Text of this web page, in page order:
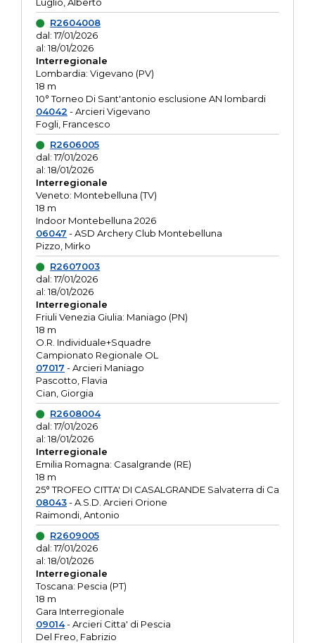
R2604008
dal: 17/01/2026
al: 18/01/2026
Interregionale
Lombardia: Vigevano (PV)
18 m
10° Torneo Di Sant'antonio esclusione AN lombardi
04042 - Arcieri Vigevano
Fogli, Francesco
R2606005
dal: 17/01/2026
al: 18/01/2026
Interregionale
Veneto: Montebelluna (TV)
18 m
Indoor Montebelluna 2026
06047 - ASD Archery Club Montebelluna
Pizzo, Mirko
R2607003
dal: 17/01/2026
al: 18/01/2026
Interregionale
Friuli Venezia Giulia: Maniago (PN)
18 m
O.R. Individuale+Squadre
Campionato Regionale OL
07017 - Arcieri Maniago
Pascotto, Flavia
Cian, Giorgia
R2608004
dal: 17/01/2026
al: 18/01/2026
Interregionale
Emilia Romagna: Casalgrande (RE)
18 m
25° TROFEO CITTA' DI CASALGRANDE Salvaterra di Ca
08043- A.S.D. Arcieri Orione
Raimondi, Antonio
R2609005
dal: 17/01/2026
al: 18/01/2026
Interregionale
Toscana: Pescia (PT)
18 m
Gara Interregionale
09014- Arcieri Citta' di Pescia
Del Freo, Fabrizio